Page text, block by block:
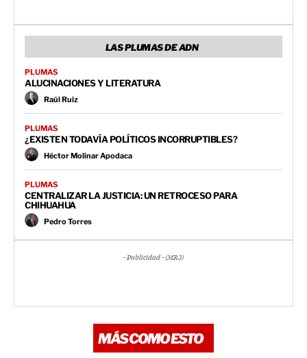
LAS PLUMAS DE ADN
PLUMAS
ALUCINACIONES Y LITERATURA
Raúl Ruiz
PLUMAS
¿EXISTEN TODAVÍA POLÍTICOS INCORRUPTIBLES?
Héctor Molinar Apodaca
PLUMAS
CENTRALIZAR LA JUSTICIA: UN RETROCESO PARA
CHIHUAHUA
Pedro Torres
- Publicidad - (MR3)
MÁS COMO ESTO